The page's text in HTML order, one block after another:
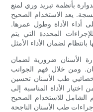
بأنظمة تبريد وري لمنع
يعد الاستخدام الصحيح
أداء الأداة وطول عمرها.
المحددة التي يتم
الأسنان ضرورية لضمان
ومن خلال فهم الجوانب
طب الأسنان تحسين
الأداة المناسبة إلى
الشامل للاستخدام الصحيح